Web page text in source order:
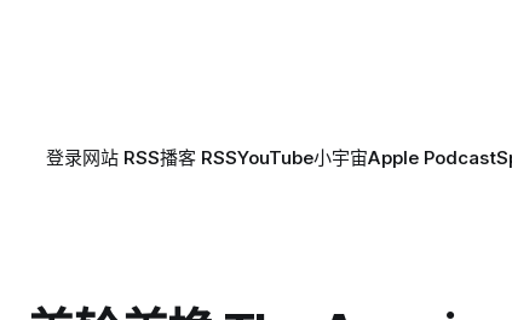
登录网站 RSS播客 RSSYouTube小宇宙Apple Podcast